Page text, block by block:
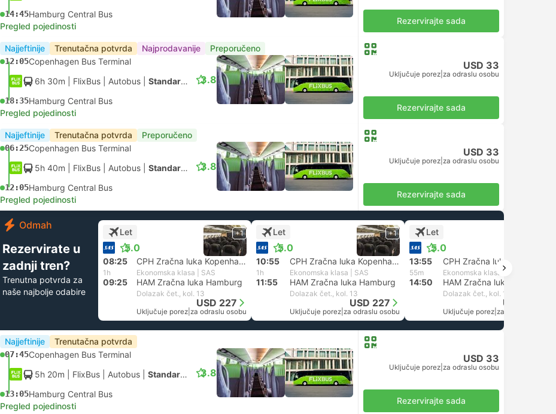
14:45Hamburg Central Bus
Pregled pojedinosti
Rezervirajte sada
Najjeftinije Trenutačna potvrda Najprodavanije Preporučeno
12:05Copenhagen Bus Terminal
6h 30m | FlixBus Autobus Standardno
18:35Hamburg Central Bus
3.8
Pregled pojedinosti
USD 33
Uključuje porez za odraslu osobu
Rezervirajte sada
Najjeftinije Trenutačna potvrda Preporučeno
06:25Copenhagen Bus Terminal
5h 40m | FlixBus Autobus Standardno
12:05Hamburg Central Bus
3.8
Pregled pojedinosti
USD 33
Uključuje porez za odraslu osobu
Rezervirajte sada
Odmah
Rezervirate u
zadnji tren?
Trenutna potvrda za
naše najbolje odabire
Let
5.0
+1
08:25 CPH Zračna luka Kopenhagen
1h Ekonomska klasa | SAS
09:25 HAM Zračna luka Hamburg
Dolazak čet., kol. 13
USD 227
Uključuje porez za odraslu osobu
Let
5.0
+1
10:55 CPH Zračna luka Kopenhagen
1h Ekonomska klasa | SAS
11:55 HAM Zračna luka Hamburg
Dolazak čet., kol. 13
USD 227
Uključuje porez za odraslu osobu
Let
5.0
13:55
55m Ekonomska klasa | SAS
14:50 HAM Zračna luka Hamburg
Dolazak čet., kol. 13
USD 227
Uključuje porez za odraslu osobu
Najjeftinije Trenutačna potvrda
07:45Copenhagen Bus Terminal
5h 20m | FlixBus Autobus Standardno
13:05Hamburg Central Bus
3.8
Pregled pojedinosti
USD 33
Uključuje porez za odraslu osobu
Rezervirajte sada